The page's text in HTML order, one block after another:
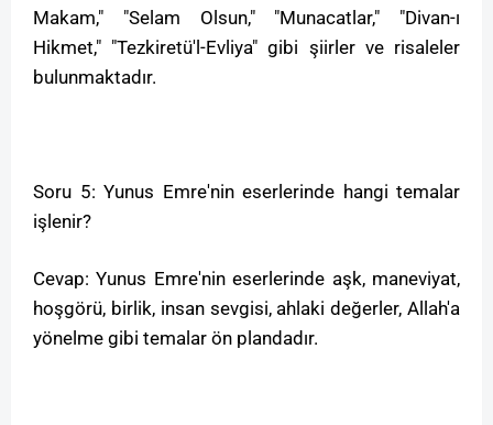
Makam," "Selam Olsun," "Munacatlar," "Divan-ı
Hikmet," "Tezkiretü'l-Evliya" gibi şiirler ve risaleler
bulunmaktadır.
Soru 5: Yunus Emre'nin eserlerinde hangi temalar
işlenir?
Cevap: Yunus Emre'nin eserlerinde aşk, maneviyat,
hoşgörü, birlik, insan sevgisi, ahlaki değerler, Allah'a
yönelme gibi temalar ön plandadır.